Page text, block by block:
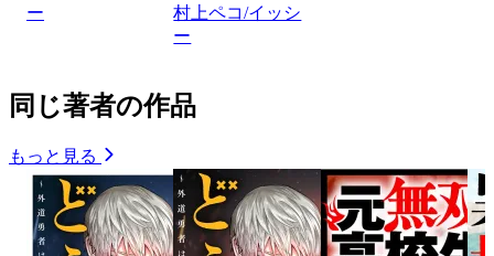
ー
村上ペコ/イッシ
ー
同じ著者の作品
もっと見る